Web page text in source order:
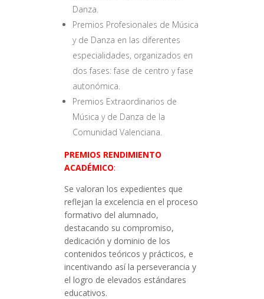
Danza.
Premios Profesionales de Música
y de Danza en las diferentes
especialidades, organizados en
dos fases: fase de centro y fase
autonómica.
Premios Extraordinarios de
Música y de Danza de la
Comunidad Valenciana.
PREMIOS RENDIMIENTO
ACADÉMICO:
Se valoran los expedientes que
reflejan la excelencia en el proceso
formativo del alumnado,
destacando su compromiso,
dedicación y dominio de los
contenidos teóricos y prácticos, e
incentivando así la perseverancia y
el logro de elevados estándares
educativos.